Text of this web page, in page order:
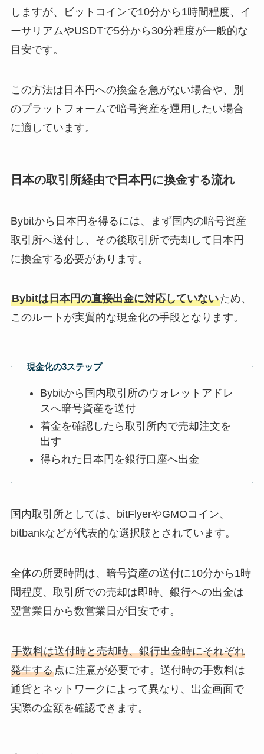
しますが、ビットコインで10分から1時間程度、イ
ーサリアムやUSDTで5分から30分程度が一般的な
目安です。
この方法は日本円への換金を急がない場合や、別
のプラットフォームで暗号資産を運用したい場合
に適しています。
日本の取引所経由で日本円に換金する流れ
Bybitから日本円を得るには、まず国内の暗号資産
取引所へ送付し、その後取引所で売却して日本円
に換金する必要があります。
Bybitは日本円の直接出金に対応していないため、
このルートが実質的な現金化の手段となります。
現金化の3ステップ
Bybitから国内取引所のウォレットアドレ
スへ暗号資産を送付
着金を確認したら取引所内で売却注文を
出す
得られた日本円を銀行口座へ出金
国内取引所としては、bitFlyerやGMOコイン、
bitbankなどが代表的な選択肢とされています。
全体の所要時間は、暗号資産の送付に10分から1時
間程度、取引所での売却は即時、銀行への出金は
翌営業日から数営業日が目安です。
手数料は送付時と売却時、銀行出金時にそれぞれ
発生する点に注意が必要です。送付時の手数料は
通貨とネットワークによって異なり、出金画面で
実際の金額を確認できます。